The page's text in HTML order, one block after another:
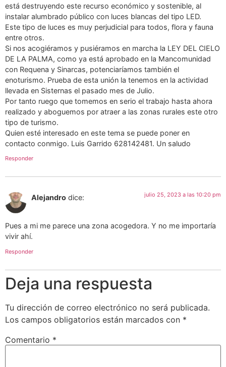
está destruyendo este recurso económico y sostenible, al
instalar alumbrado público con luces blancas del tipo LED.
Este tipo de luces es muy perjudicial para todos, flora y fauna
entre otros.
Si nos acogiéramos y pusiéramos en marcha la LEY DEL CIELO
DE LA PALMA, como ya está aprobado en la Mancomunidad
con Requena y Sinarcas, potenciaríamos también el
enoturismo. Prueba de esta unión la tenemos en la actividad
llevada en Sisternas el pasado mes de Julio.
Por tanto ruego que tomemos en serio el trabajo hasta ahora
realizado y aboguemos por atraer a las zonas rurales este otro
tipo de turismo.
Quien esté interesado en este tema se puede poner en
contacto conmigo. Luis Garrido 628142481. Un saludo
Responder
Alejandro dice: julio 25, 2023 a las 10:20 pm
Pues a mi me parece una zona acogedora. Y no me importaría
vivir ahí.
Responder
Deja una respuesta
Tu dirección de correo electrónico no será publicada.
Los campos obligatorios están marcados con *
Comentario *